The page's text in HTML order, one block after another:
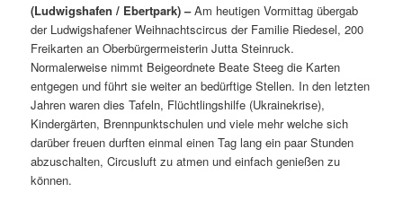
(Ludwigshafen / Ebertpark) –Am heutigen Vormittag übergab
der Ludwigshafener Weihnachtscircus der Familie Riedesel, 200
Freikarten an Oberbürgermeisterin Jutta Steinruck.
Normalerweise nimmt Beigeordnete Beate Steeg die Karten
entgegen und führt sie weiter an bedürftige Stellen. In den letzten
Jahren waren dies Tafeln, Flüchtlingshilfe (Ukrainekrise),
Kindergärten, Brennpunktschulen und viele mehr welche sich
darüber freuen durften einmal einen Tag lang ein paar Stunden
abzuschalten, Circusluft zu atmen und einfach genießen zu
können.